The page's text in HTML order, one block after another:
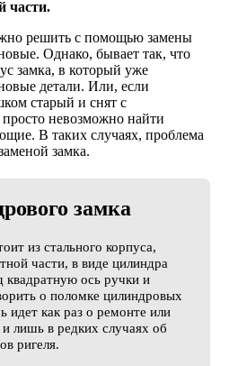
части.
решить с помощью замены
Однако, бывает так, что
замка, в который уже
детали. Или, если
старый и снят с
просто невозможно найти
В таких случаях, проблема
замка.
замка
из стального корпуса,
части, в виде цилиндра
квадратную ось ручки и
о поломке цилиндровых
идет как раз о ремонте или
лишь в редких случаях об
ригеля.